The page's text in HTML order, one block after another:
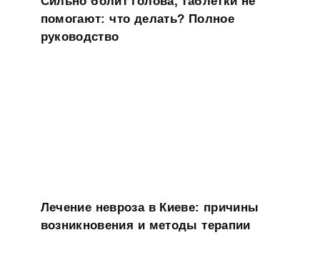
помогают: что делать? Полное
руководство
Лечение невроза в Киеве: причины
возникновения и методы терапии